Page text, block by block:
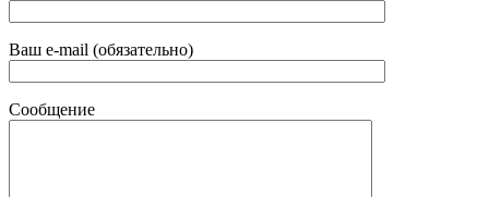
Ваш e-mail (обязательно)
Сообщение